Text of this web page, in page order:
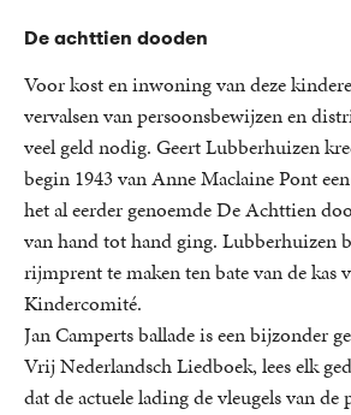
De achttien dooden
Voor kost en inwoning van deze
vervalsen van persoonsbewijzen en
veel geld nodig. Geert Lubberhuizen
begin 1943 van Anne Maclaine Pont
het al eerder genoemde De Achttien
van hand tot hand ging. Lubberhuizen
rijmprent te maken ten bate van de kas
Kindercomité.
Jan Camperts ballade is een bijzonder
Vrij Nederlandsch Liedboek, lees elk
dat de actuele lading de vleugels van de